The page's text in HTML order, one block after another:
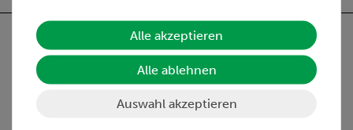
Nach oben
Alle akzeptieren
Alle ablehnen
Auswahl akzeptieren